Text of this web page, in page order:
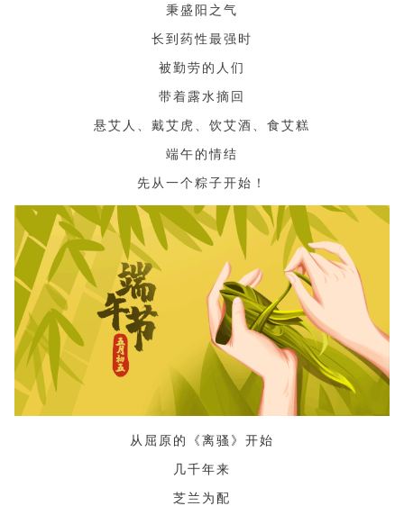
秉盛阳之气
长到药性最强时
被勤劳的人们
带着露水摘回
悬艾人、戴艾虎、饮艾酒、食艾糕
端午的情结
先从一个粽子开始！
从屈原的《离骚》开始
几千年来
芝兰为配